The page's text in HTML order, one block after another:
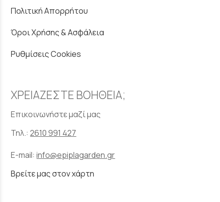
Πολιτική Απορρήτου
Όροι Χρήσης & Ασφάλεια
Ρυθμίσεις Cookies
ΧΡΕΙΑΖΕΣΤΕ ΒΟΗΘΕΙΑ;
Επικοινωνήστε μαζί μας
Τηλ.:2610 991 427
E-mail:info@epiplagarden.gr
Βρείτε μας στον χάρτη